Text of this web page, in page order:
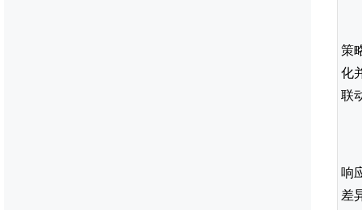
策
化
联
响
差